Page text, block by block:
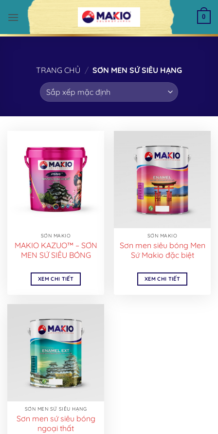
qua
0
TRANG CHỦ / SƠN MEN SỨ SIÊU HẠNG
SƠN MAKIO
MAKIO KAZUO™ – SƠN
MEN SỨ SIÊU BÓNG
XEM CHI TIẾT
SƠN MAKIO
Sơn men siêu bóng Men
Sứ Makio đặc biệt
XEM CHI TIẾT
SƠN MEN SỨ SIÊU HẠNG
Sơn men sứ siêu bóng
ngoại thất